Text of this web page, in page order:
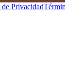
Privacidad